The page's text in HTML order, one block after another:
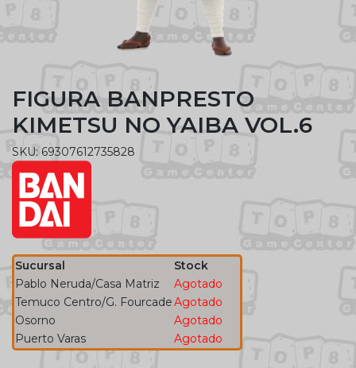
FIGURA BANPRESTO
KIMETSU NO YAIBA VOL.6
SKU: 69307612735828
Sucursal
Stock
Pablo Neruda/Casa Matriz
Agotado
Temuco Centro/G. FourcadeAgotado
Osorno
Agotado
Puerto Varas
Agotado